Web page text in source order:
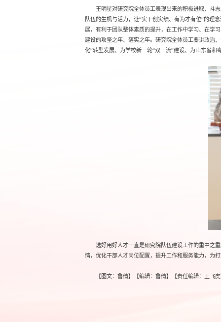
王明星对研究院全体员工表现出来的积极进取、斗
队伍的生机与活力，让“实干创实绩、有为才有位”的理
展，有利于团队整体素质的提升，在工作中学习、在学
建设的攻坚之年、落实之年。研究院全体员工要讲政治
化”转型发展、为学校新一轮“双一流”建设、为山东省和
选好用好人才一直是研究院队伍建设工作的重中之
情，优化干部人才岗位配置，提升工作和服务能力，为
【图文：鲁倩】【编辑：鲁倩】【责任编辑：王飞